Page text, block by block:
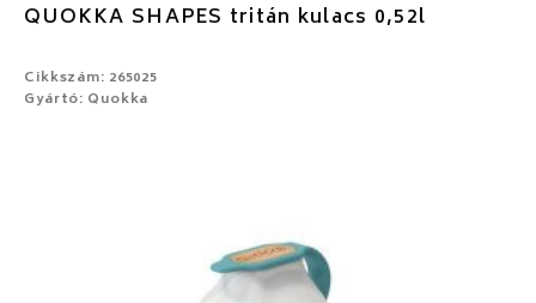
QUOKKA SHAPES tritán kulacs 0,52l
Cikkszám: 265025
Gyártó: Quokka